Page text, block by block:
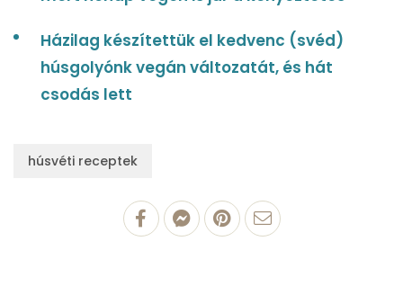
Házilag készítettük el kedvenc (svéd)
húsgolyónk vegán változatát, és hát
csodás lett
húsvéti receptek